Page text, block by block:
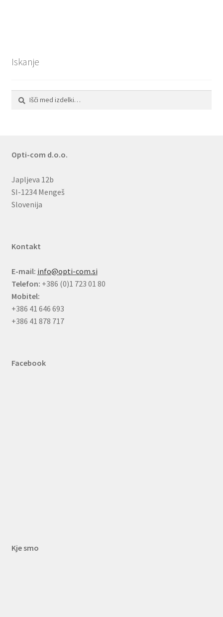
Iskanje
Išči:
Iskanje
Opti-com d.o.o.
Japljeva 12b
SI-1234 Mengeš
Slovenija
Kontakt
E-mail: info@opti-com.si
Telefon: +386 (0)1 723 01 80
Mobitel:
+386 41 646 693
+386 41 878 717
Facebook
Kje smo